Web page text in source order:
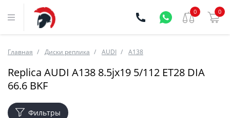
0 0
Главная Диски реплика AUDI A138
Replica AUDI A138 8.5jx19 5/112 ET28 DIA
66.6 BKF
Фильтры